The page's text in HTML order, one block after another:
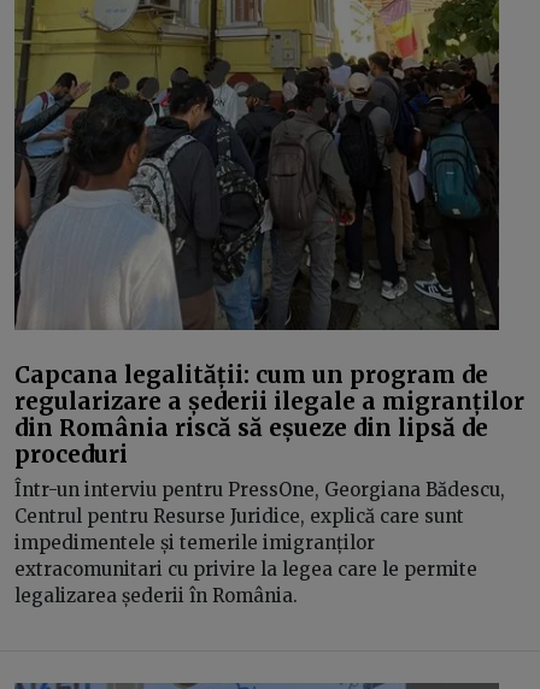
Capcana legalității: cum un program de
regularizare a șederii ilegale a migranților
din România riscă să eșueze din lipsă de
proceduri
Într-un interviu pentru PressOne, Georgiana Bădescu,
Centrul pentru Resurse Juridice, explică care sunt
impedimentele și temerile imigranților
extracomunitari cu privire la legea care le permite
legalizarea șederii în România.